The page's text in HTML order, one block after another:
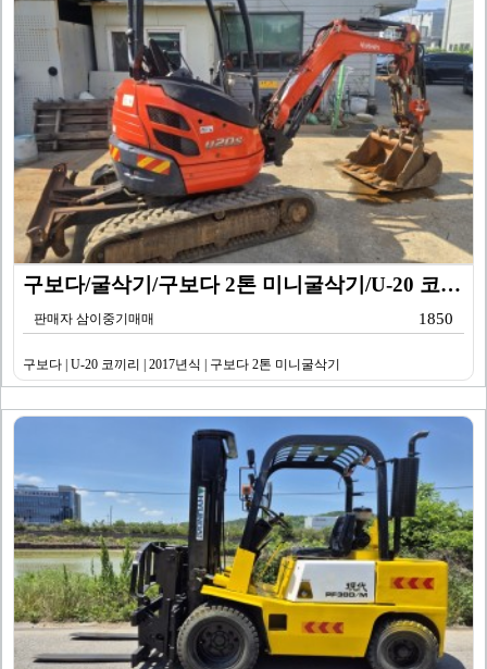
구보다/굴삭기/구보다 2톤 미니굴삭기/U-20 코끼리/…
판매자 삼이중기매매 1850
구보다 | U-20 코끼리 | 2017년식 | 구보다 2톤 미니굴삭기